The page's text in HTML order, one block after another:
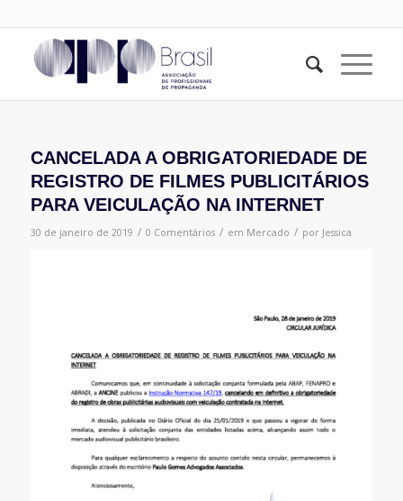
CANCELADA A OBRIGATORIEDADE DE
REGISTRO DE FILMES PUBLICITÁRIOS
PARA VEICULAÇÃO NA INTERNET
30 de janeiro de 2019 / 0 Comentários / em Mercado / por Jessica